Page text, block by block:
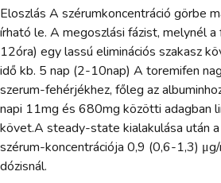
Eloszlás A szérumkoncentráció görbe
írható le. A megoszlási fázist, melynél
12óra) egy lassú eliminációs szakasz
idő kb. 5 nap (2-10nap) A toremifen
szerum-fehérjékhez, főleg az
napi 11mg és 680mg közötti adagban
követ.A steady-state kialakulása után
szérum-koncentrációja 0,9 (0,6-1,3)
dózisnál.